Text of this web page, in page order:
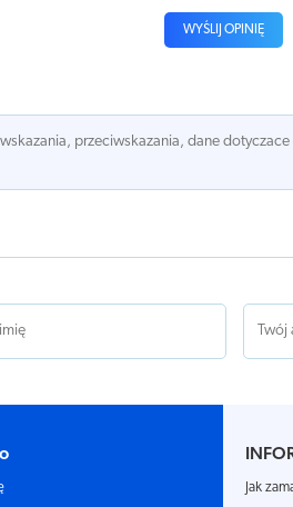
WYŚLIJ OPINIĘ
przeciwskazania, dane
Jak